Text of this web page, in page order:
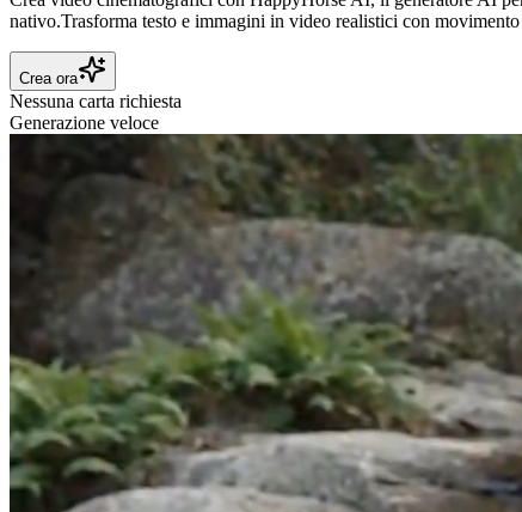
nativo.Trasforma testo e immagini in video realistici con
Crea ora
Nessuna carta richiesta
Generazione veloce